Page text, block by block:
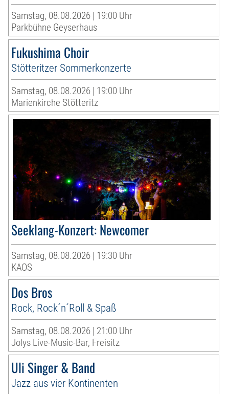
Samstag, 08.08.2026 | 19:00 Uhr
Parkbühne Geyserhaus
Fukushima Choir
Stötteritzer Sommerkonzerte
Samstag, 08.08.2026 | 19:00 Uhr
Marienkirche Stötteritz
Seeklang-Konzert: Newcomer
Samstag, 08.08.2026 | 19:30 Uhr
KAOS
Dos Bros
Rock, Rock´n´Roll & Spaß
Samstag, 08.08.2026 | 21:00 Uhr
Jolys Live-Music-Bar, Freisitz
Uli Singer & Band
Jazz aus vier Kontinenten